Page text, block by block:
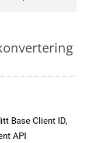
Base Client ID,
API